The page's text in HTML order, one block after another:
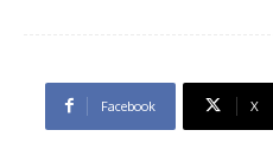
Facebook X